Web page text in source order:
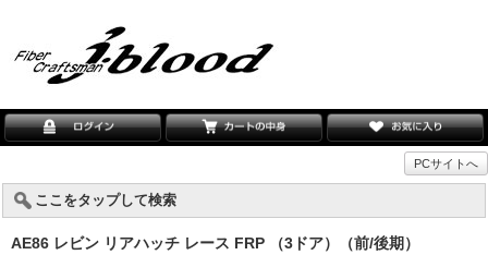
PCサイトへ
ここをタップして検索
AE86 レビン リアハッチ レース FRP （3ドア）（前/後期）